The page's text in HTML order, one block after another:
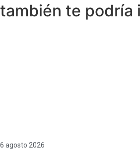
también te podría
6 agosto 2026